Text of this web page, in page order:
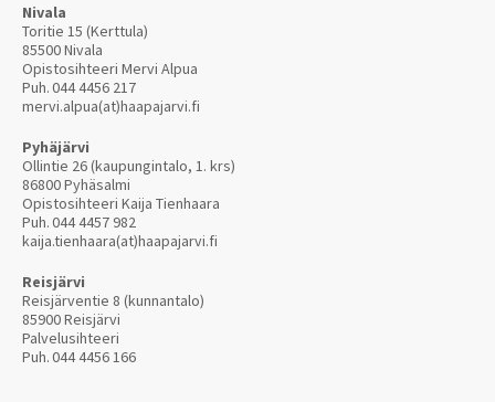
Nivala
Toritie 15 (Kerttula)
85500 Nivala
Opistosihteeri Mervi Alpua
Puh.044 4456 217
mervi.alpua(at)haapajarvi.fi
Pyhäjärvi
Ollintie 26 (kaupungintalo, 1. krs)
86800 Pyhäsalmi
Opistosihteeri Kaija Tienhaara
Puh.044 4457 982
kaija.tienhaara(at)haapajarvi.fi
Reisjärvi
Reisjärventie 8 (kunnantalo)
85900 Reisjärvi
Palvelusihteeri
Puh.044 4456 166